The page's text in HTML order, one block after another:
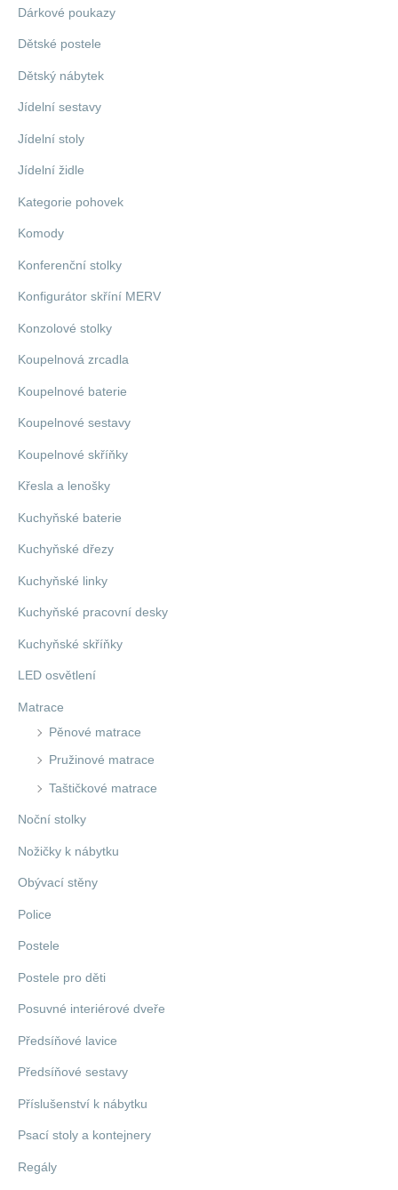
Dárkové poukazy
Dětské postele
Dětský nábytek
Jídelní sestavy
Jídelní stoly
Jídelní židle
Kategorie pohovek
Komody
Konferenční stolky
Konfigurátor skříní MERV
Konzolové stolky
Koupelnová zrcadla
Koupelnové baterie
Koupelnové sestavy
Koupelnové skříňky
Křesla a lenošky
Kuchyňské baterie
Kuchyňské dřezy
Kuchyňské linky
Kuchyňské pracovní desky
Kuchyňské skříňky
LED osvětlení
Matrace
Pěnové matrace
Pružinové matrace
Taštičkové matrace
Noční stolky
Nožičky k nábytku
Obývací stěny
Police
Postele
Postele pro děti
Posuvné interiérové dveře
Předsíňové lavice
Předsíňové sestavy
Příslušenství k nábytku
Psací stoly a kontejnery
Regály